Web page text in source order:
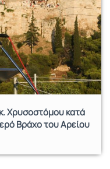
Χρυσοστόμου κατά
Βράχο του Αρείου